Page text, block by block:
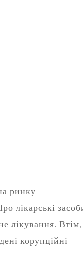
ринку
лікарські
лікування. Втім,
корупційні